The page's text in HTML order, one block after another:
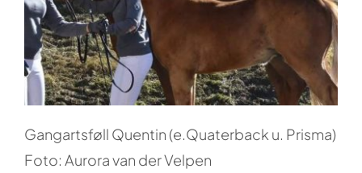
Gangartsføll Quentin (e.Quaterback u. Prisma)
Foto: Aurora van der Velpen